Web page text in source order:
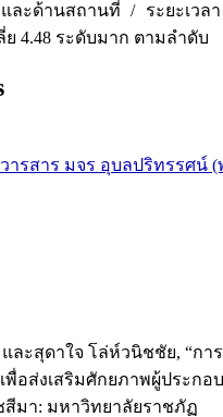
ละด้านสถานที่ / ระยะเว
4.48 ระดับมาก ตามลำดับ
วารสาร มจร อุบลปริทรรศน์
ละสุดาใจ โล่ห์วนิชชัย, “กา
อส่งเสริมศักยภาพผู้ประกอ
สีมา: มหาวิทยาลัยราชภัฏ